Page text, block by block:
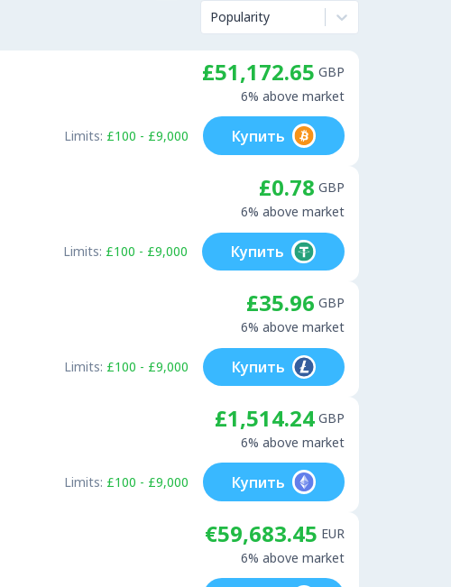
Popularity
£51,172.65 GBP
6% above market
Limits: £100 - £9,000 Купить
£0.78 GBP
6% above market
Limits: £100 - £9,000 Купить
£35.96 GBP
6% above market
Limits: £100 - £9,000 Купить
£1,514.24 GBP
6% above market
Limits: £100 - £9,000 Купить
€59,683.45 EUR
6% above market